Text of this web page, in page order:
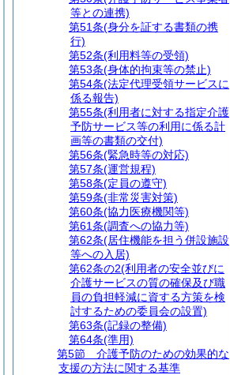
等との連携)
第51条(身分を証する書類の携
行)
第52条(利用料等の受領)
第53条(身体的拘束等の禁止)
第54条(法定代理受領サービスに
係る報告)
第55条(利用者に対する指定介護
予防サービス等の利用に係る計
画等の書類の交付)
第56条(緊急時等の対応)
第57条(運営規程)
第58条(定員の遵守)
第59条(非常災害対策)
第60条(協力医療機関等)
第61条(調査への協力等)
第62条(居住機能を担う併設施設
等への入居)
第62条の2(利用者の安全並びに
介護サービスの質の確保及び職
員の負担軽減に資する方策を検
討するための委員会の設置)
第63条(記録の整備)
第64条(準用)
第5節
介護予防のための効果的な
支援の方法に関する基準